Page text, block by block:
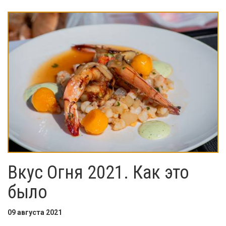
Вкус Огня 2021. Как это
было
09 августа 2021